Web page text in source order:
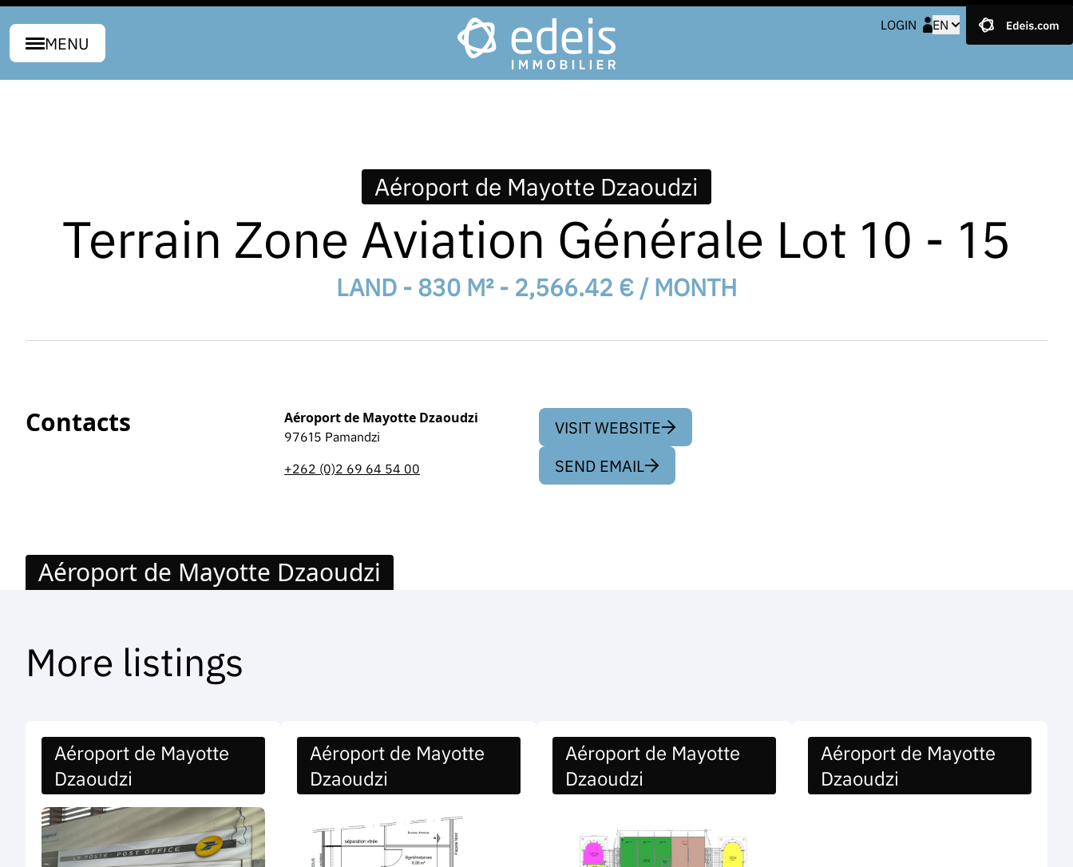
MENU
LOGIN EN
Aéroport de Mayotte Dzaoudzi
Terrain Zone Aviation Générale Lot 10 - 15
LAND - 830 M² - 2,566.42 € / MONTH
Contacts Aéroport de Mayotte Dzaoudzi
97615 Pamandzi
+262 (0)2 69 64 54 00
VISIT WEBSITE
SEND EMAIL
Aéroport de Mayotte Dzaoudzi
More listings
Aéroport de Mayotte
Dzaoudzi
Aéroport de Mayotte
Dzaoudzi
Aéroport de Mayotte
Dzaoudzi
Aéroport de Mayotte
Dzaoudzi